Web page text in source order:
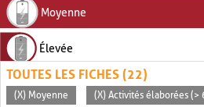
Moyenne
Élevée
TOUTES LES FICHES (22)
(X) Moyenne (X) Activités élaborées (>